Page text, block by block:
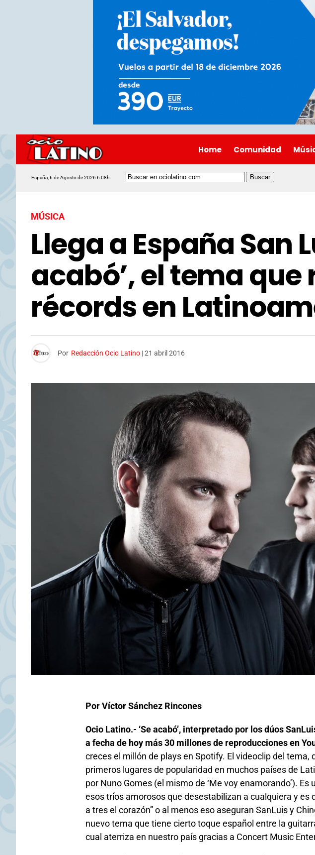
Home Comunidad
España, 6 de Agosto de 2026 6:08h
MÚSICA
Llega a España San
acabó’, el tema que
récords en
Por Redacción Ocio Latino |21 abril 2016
Por Víctor Sánchez Rincones
Ocio Latino.- ‘Se acabó’, interpretado por los dúos
a fecha de hoy más 30 millones de reproducciones en
creces el millón de plays en Spotify. El videoclip del tema,
primeros lugares de popularidad en muchos países de
por Nuno Gomes (el mismo de ‘Me voy enamorando’). Es
esos tríos amorosos que desestabilizan a cualquiera y es
a tres el corazón” o al menos eso aseguran SanLuis y
nuevo tema que tiene cierto toque español entre la
cual aterriza en nuestro país gracias a Concert Music